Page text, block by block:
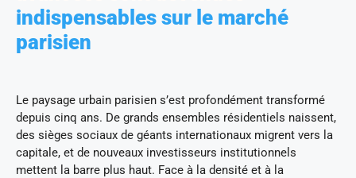
indispensables sur le marché
parisien
Le paysage urbain parisien s’est profondément transformé
depuis cinq ans. De grands ensembles résidentiels naissent,
des sièges sociaux de géants internationaux migrent vers la
capitale, et de nouveaux investisseurs institutionnels
mettent la barre plus haut. Face à la densité et à la